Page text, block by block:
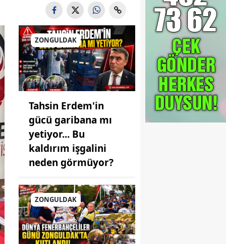
ZONGULDAK
Tahsin Erdem'in
gücü garibana mı
yetiyor... Bu
kaldırım işgalini
neden görmüyor?
ZONGULDAK